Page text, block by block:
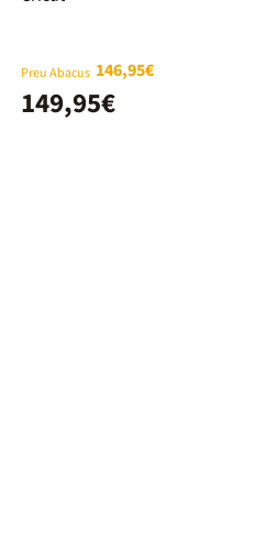
Preu Abacus 146,95€
149,95€